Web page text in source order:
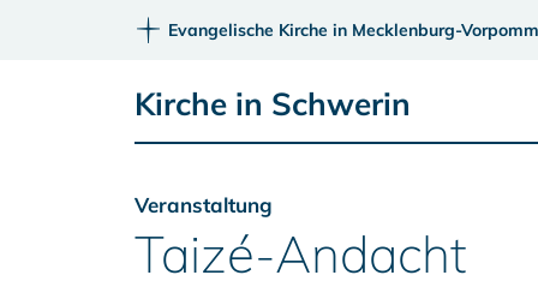
Evangelische Kirche in Mecklenburg-
Kirche in Schwerin
Veranstaltung
Taizé-Andacht